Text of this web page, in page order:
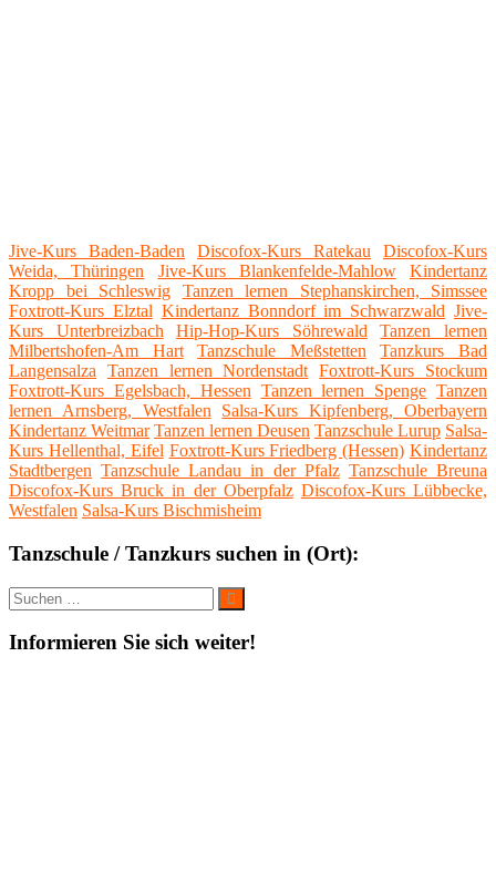
Jive-Kurs Baden-Baden Discofox-Kurs Ratekau
Discofox-Kurs
Weida, Thüringen
Jive-Kurs Blankenfelde-Mahlow
Kindertanz
Kropp bei Schleswig
Tanzen lernen Stephanskirchen, Simssee
Foxtrott-Kurs Elztal Kindertanz Bonndorf im Schwarzwald Jive-
Kurs Unterbreizbach
Hip-Hop-Kurs Söhrewald
Tanzen lernen
Milbertshofen-Am Hart
Tanzschule Meßstetten
Tanzkurs Bad
Langensalza
Tanzen lernen Nordenstadt
Foxtrott-Kurs Stockum
Foxtrott-Kurs Egelsbach, Hessen Tanzen lernen Spenge Tanzen
lernen Arnsberg, Westfalen
Salsa-Kurs Kipfenberg, Oberbayern
Kindertanz Weitmar Tanzen lernen Deusen Tanzschule Lurup Salsa-
Kurs Hellenthal, Eifel Foxtrott-Kurs Friedberg (Hessen) Kindertanz
Stadtbergen Tanzschule Landau in der Pfalz Tanzschule Breuna
Discofox-Kurs Bruck in der Oberpfalz Discofox-Kurs Lübbecke,
Westfalen Salsa-Kurs Bischmisheim
Tanzschule / Tanzkurs suchen in (Ort):
Suche
nach:
Suchen
Informieren Sie sich weiter!